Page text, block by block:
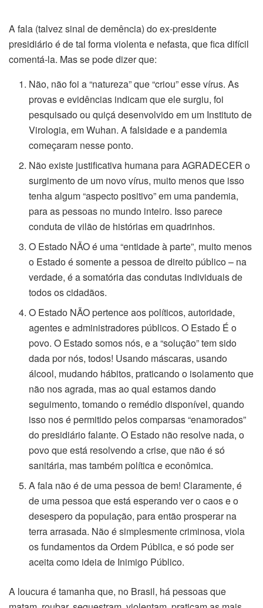
A fala (talvez sinal de demência) do ex-presidente
presidiário é de tal forma violenta e nefasta, que fica difícil
comentá-la. Mas se pode dizer que:
Não, não foi a “natureza” que “criou” esse vírus. As
provas e evidências indicam que ele surgiu, foi
pesquisado ou quiçá desenvolvido em um Instituto de
Virologia, em Wuhan. A falsidade e a pandemia
começaram nesse ponto.
Não existe justificativa humana para AGRADECER o
surgimento de um novo vírus, muito menos que isso
tenha algum “aspecto positivo” em uma pandemia,
para as pessoas no mundo inteiro. Isso parece
conduta de vilão de histórias em quadrinhos.
O Estado NÃO é uma “entidade à parte”, muito menos
o Estado é somente a pessoa de direito público – na
verdade, é a somatória das condutas individuais de
todos os cidadãos.
O Estado NÃO pertence aos políticos, autoridade,
agentes e administradores públicos. O Estado É o
povo. O Estado somos nós, e a “solução” tem sido
dada por nós, todos! Usando máscaras, usando
álcool, mudando hábitos, praticando o isolamento que
não nos agrada, mas ao qual estamos dando
seguimento, tomando o remédio disponível, quando
isso nos é permitido pelos comparsas “enamorados”
do presidiário falante. O Estado não resolve nada, o
povo que está resolvendo a crise, que não é só
sanitária, mas também política e econômica.
A fala não é de uma pessoa de bem! Claramente, é
de uma pessoa que está esperando ver o caos e o
desespero da população, para então prosperar na
terra arrasada. Não é simplesmente criminosa, viola
os fundamentos da Ordem Pública, e só pode ser
aceita como ideia de Inimigo Público.
A loucura é tamanha que, no Brasil, há pessoas que